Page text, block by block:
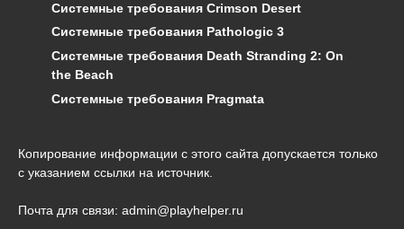
Системные требования Crimson Desert
Системные требования Pathologic 3
Системные требования Death Stranding 2: On
the Beach
Системные требования Pragmata
Копирование информации с этого сайта допускается только
с указанием ссылки на источник.
Почта для связи: admin@playhelper.ru